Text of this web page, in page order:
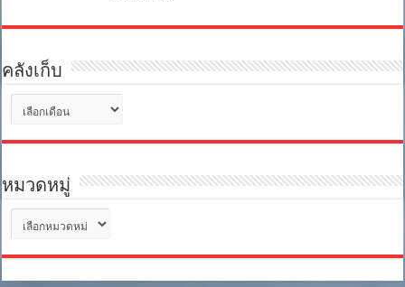
คลังเก็บ
เก็บ
หมวดหมู่
หมู่